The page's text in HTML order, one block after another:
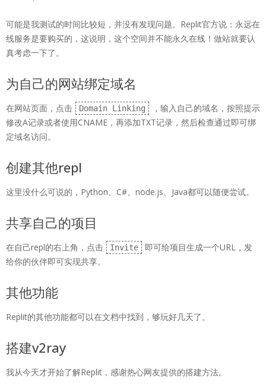
可能是我测试的时间比较短，并没有发现问题。Replit官方说：永远在
线服务是要购买的，这说明，这个空间并不能永久在线！做站就要认
真考虑一下了。
为自己的网站绑定域名
在网站页面，点击 Domain Linking
，输入自己的域名，按照提示
修改A记录或者使用CNAME，再添加TXT记录，然后检查通过即可绑
定域名访问。
创建其他repl
这里没什么可说的，Python、C#、node.js、Java都可以随便尝试。
共享自己的项目
在自己repl的右上角，点击 Invite
即可给项目生成一个URL，发
给你的伙伴即可实现共享。
其他功能
Replit的其他功能都可以在文档中找到，够玩好几天了。
搭建v2ray
我从今天才开始了解Replit，感谢热心网友提供的搭建方法。